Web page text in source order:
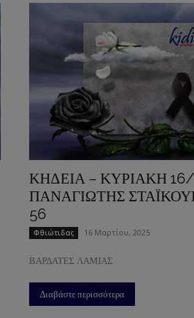
ΚΗΔΕΙΑ – ΚΥΡΙΑΚΗ
ΠΑΝΑΓΙΩΤΗΣ
56
Φθιώτιδας 16 Μαρτίου, 2025
ΒΑΡΔΑΤΕΣ ΛΑΜΙΑΣ
Διαβάστε περισσότερα